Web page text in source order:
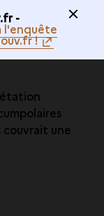
-
l'enquête
!
couvrait une